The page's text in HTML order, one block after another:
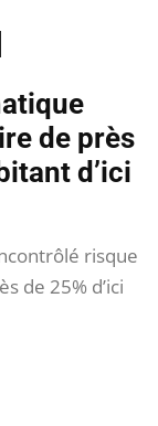
de près
d’ici
risque
de 25% d’ici